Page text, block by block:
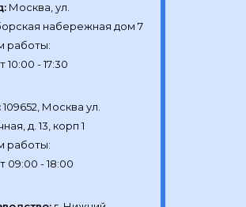
Москва, ул.
набережная дом 7
работы:
109652, Москва ул.
д. 13, корп 1
работы: